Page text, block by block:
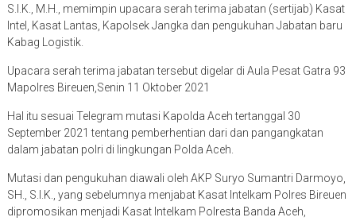
S.I.K., M.H., memimpin upacara serah terima jabatan (sertijab) Kasat
Intel, Kasat Lantas, Kapolsek Jangka dan pengukuhan Jabatan baru
Kabag Logistik.
Upacara serah terima jabatan tersebut digelar di Aula Pesat Gatra 93
Mapolres Bireuen,Senin 11 Oktober 2021
Hal itu sesuai Telegram mutasi Kapolda Aceh tertanggal 30
September 2021 tentang pemberhentian dari dan pangangkatan
dalam jabatan polri di lingkungan Polda Aceh.
Mutasi dan pengukuhan diawali oleh AKP Suryo Sumantri Darmoyo,
SH., S.I.K., yang sebelumnya menjabat Kasat Intelkam Polres Bireuen
dipromosikan menjadi Kasat Intelkam Polresta Banda Aceh,